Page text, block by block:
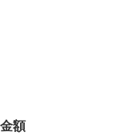
額